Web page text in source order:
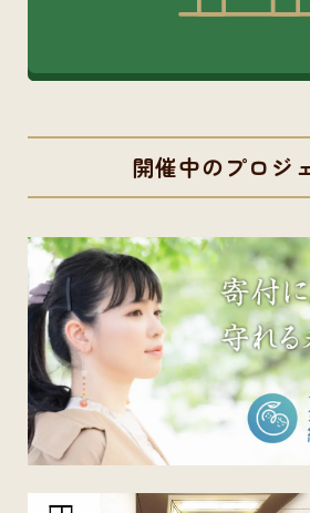
開催中のプロジ